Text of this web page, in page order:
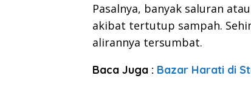
Pasalnya, banyak saluran atau
akibat tertutup sampah.
alirannya tersumbat.
Baca Juga : Bazar Harati di